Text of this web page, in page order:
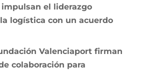
impulsan el liderazgo
logística con un acuerdo
Valenciaport firman
colaboración para